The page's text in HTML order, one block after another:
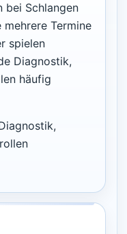
bei Schlangen
Termine
spielen
Diagnostik,
häufig